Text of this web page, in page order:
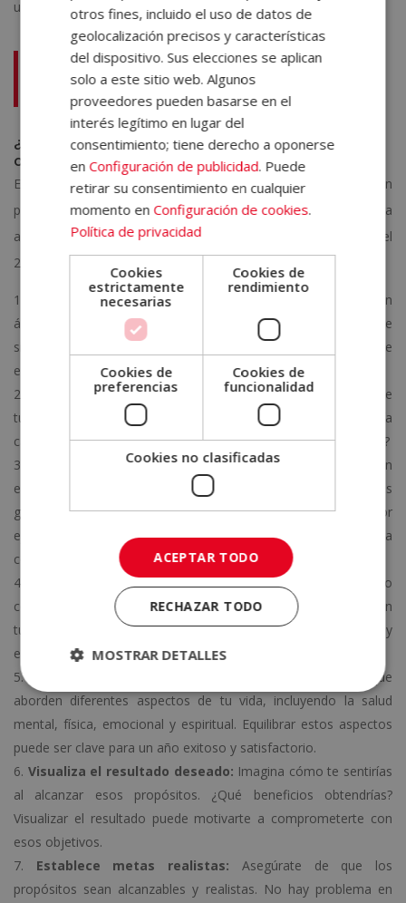
un mayor sentido de logro y satisfacción en la vida.
Te puede interesar:Motivos para estudiar
psicología online
¿Cómo elegir los propósitos de año nuevo
originales?
Elegir propósitos originales para el año nuevo puede ser un
proceso creativo y reflexivo. Aquí tienes algunos pasos para
ayudarte a seleccionar propósitos únicos y significativos para el
2024:
Reflexiona sobre tus intereses y pasiones:
Piensa en
áreas de tu vida que te emocionen o te motiven. ¿Hay algo que
siempre hayas querido probar o explorar? Considera metas que
estén alineadas con tus intereses personales.
Identifica áreas de mejora:
Reflexiona sobre aspectos de
tu vida que te gustaría mejorar. ¿Hay hábitos que te gustaría
cambiar o desarrollar? ¿Hay habilidades que te gustaría adquirir?
Sé específico y medible: Los propósitos efectivos son
específicos y medibles. En lugar de establecer objetivos
generales, como «ser más saludable», sé más específico, por
ejemplo, «hacer ejercicio tres veces por semana» o «aprender a
cocinar un nuevo plato cada mes».
Busca inspiración fuera de lo común:Explora ideas poco
convencionales. Piensa en proyectos o actividades que desafíen
tu rutina diaria y te brinden una experiencia nueva y
emocionante.
Piensa en objetivos que
aborden diferentes aspectos de tu vida, incluyendo la salud
mental, física, emocional y espiritual. Equilibrar estos aspectos
puede ser clave para un año exitoso y satisfactorio.
Visualiza el resultado deseado: Imagina cómo te sentirías
al alcanzar esos propósitos. ¿Qué beneficios obtendrías?
Visualizar el resultado puede motivarte a comprometerte con
esos objetivos.
Establece metas realistas: Asegúrate de que los
propósitos sean alcanzables y realistas. No hay problema en
otros fines, incluido el uso de datos de
geolocalización precisos y características
del dispositivo. Sus elecciones se aplican
solo a este sitio web. Algunos
proveedores pueden basarse en el
interés legítimo en lugar del
consentimiento; tiene derecho a oponerse
enConfiguración de publicidad. Puede
retirar su consentimiento en cualquier
momento enConfiguración de cookies.
Política de privacidad
Cookies
estrictamente
necesarias
Cookies de
rendimiento
Cookies de
preferencias
Cookies de
funcionalidad
Cookies no clasificadas
ACEPTAR TODO
RECHAZAR TODO
MOSTRAR DETALLES